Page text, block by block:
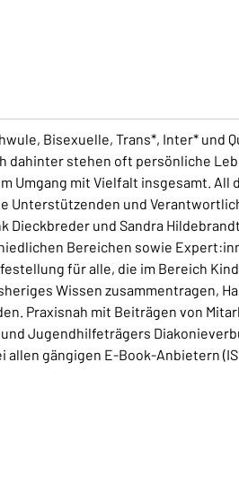
Bisexuelle, Trans*, Inter* und
dahinter stehen oft persönliche
Umgang mit Vielfalt insgesamt. All
Unterstützenden und
Dieckbreder und Sandra
Bereichen sowie
für alle, die im Bereich
Wissen zusammentragen,
Praxisnah mit Beiträgen von
Jugendhilfeträgers
gängigen E-Book-Anbietern